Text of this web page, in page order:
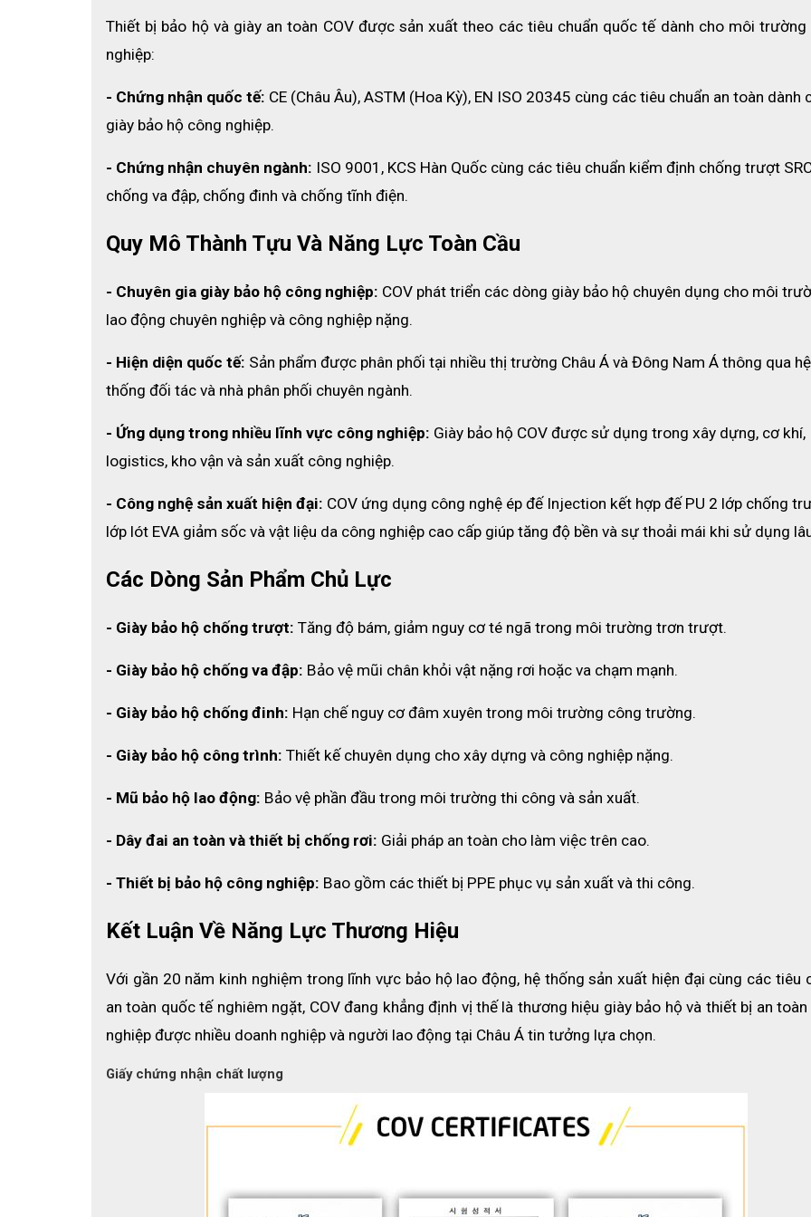
❖ Dây cứu sinh được làm bằng chất liệu Polyester bản rộng 15mm, được thiết kế với trọng lượng nhẹ và nhỏ gọn giúp
thuận tiện trong việc di chuyển.
mòn và chống tia UV giúp cho tuổi thọ của sản phẩm được kéo dài hơn.
cứu sinh hoặc dây đai an toàn, đồng thời có chức năng khóa tự động để đảm bảo sự kết nối chắc chắn khi đang làm việc.
❖ Sản phẩm còn có bộ phận đĩa đệm giảm va đập được gắn ở giữa dây cứu sinh, có chức năng giảm lực va đập khi có
ra, bảo vệ cột sống và xương khớp của người dùng.
Xem thêm:Các loại dây chống rơi tương tự
NHỮNG LƯU Ý KHI SỬ DỤNG DÂY CỨ SINH TỰ CO COV 3M
✔ Nên đọc kỹ và thuộc lòng hướng dẫn sử dụng sản phẩm trước khi sử dụng để tránh có sai sót xảy ra, điều này rất
✔ Kết nối dây cứu sinh với áo cứu sinh hoặc dây đai an toàn một cách chắn chắn, đảm bảo trình tự sử dụng sản phẩm
quy trình. Điều chỉnh độ dài hợp lý so với độ cao nơi mình làm việc, không nên kéo căng quá mức cho phép của dây.
✔ Thay thế dây khi có dấu hiệu bị mòn hay đã quá hạn sử dụng từ lâu.
Thiết bị bảo hộ và giày an toàn COV được sản xuất theo các tiêu chuẩn quốc tế dành cho môi trường
nghiệp:
- Chứng nhận quốc tế: CE (Châu Âu), ASTM (Hoa Kỳ), EN ISO 20345 cùng các tiêu chuẩn an toàn dành
giày bảo hộ công nghiệp.
- Chứng nhận chuyên ngành: ISO 9001, KCS Hàn Quốc cùng các tiêu chuẩn kiểm định chống trượt
chống va đập, chống đinh và chống tĩnh điện.
Quy Mô Thành Tựu Và Năng Lực Toàn Cầu
- Chuyên gia giày bảo hộ công nghiệp: COV phát triển các dòng giày bảo hộ chuyên dụng cho môi
lao động chuyên nghiệp và công nghiệp nặng.
- Hiện diện quốc tế: Sản phẩm được phân phối tại nhiều thị trường Châu Á và Đông Nam Á thông qua hệ
thống đối tác và nhà phân phối chuyên ngành.
- Ứng dụng trong nhiều lĩnh vực công nghiệp: Giày bảo hộ COV được sử dụng trong xây dựng, cơ khí,
logistics, kho vận và sản xuất công nghiệp.
- Công nghệ sản xuất hiện đại: COV ứng dụng công nghệ ép đế Injection kết hợp đế PU 2 lớp chống
lớp lót EVA giảm sốc và vật liệu da công nghiệp cao cấp giúp tăng độ bền và sự thoải mái khi sử dụng
Các Dòng Sản Phẩm Chủ Lực
- Giày bảo hộ chống trượt: Tăng độ bám, giảm nguy cơ té ngã trong môi trường trơn trượt.
- Giày bảo hộ chống va đập: Bảo vệ mũi chân khỏi vật nặng rơi hoặc va chạm mạnh.
- Giày bảo hộ chống đinh: Hạn chế nguy cơ đâm xuyên trong môi trường công trường.
- Giày bảo hộ công trình: Thiết kế chuyên dụng cho xây dựng và công nghiệp nặng.
- Mũ bảo hộ lao động: Bảo vệ phần đầu trong môi trường thi công và sản xuất.
- Dây đai an toàn và thiết bị chống rơi: Giải pháp an toàn cho làm việc trên cao.
- Thiết bị bảo hộ công nghiệp: Bao gồm các thiết bị PPE phục vụ sản xuất và thi công.
Kết Luận Về Năng Lực Thương Hiệu
Với gần 20 năm kinh nghiệm trong lĩnh vực bảo hộ lao động, hệ thống sản xuất hiện đại cùng các tiêu
an toàn quốc tế nghiêm ngặt, COV đang khẳng định vị thế là thương hiệu giày bảo hộ và thiết bị an
nghiệp được nhiều doanh nghiệp và người lao động tại Châu Á tin tưởng lựa chọn.
Giấy chứng nhận chất lượng